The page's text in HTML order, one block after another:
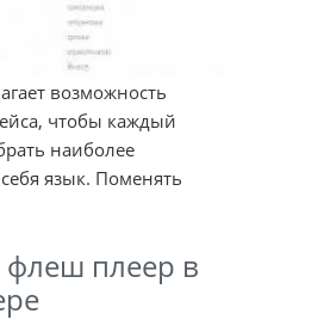
возможность
чтобы каждый
наиболее
язык. Поменять
флеш плеер в